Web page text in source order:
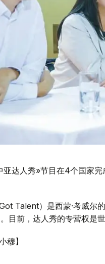
亚达人秀»节目在4个国家
Talent）是西蒙·考威尔
目前，达人秀的专营权是
穆】